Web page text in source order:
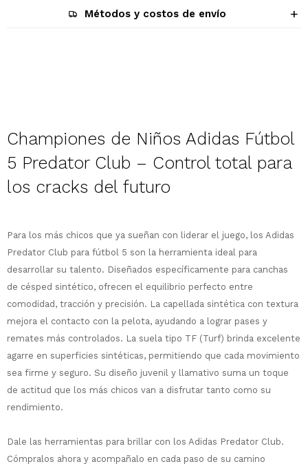
Métodos y costos de envío
Championes de Niños Adidas Fútbol
5 Predator Club – Control total para
los cracks del futuro
Para los más chicos que ya sueñan con liderar el juego, los Adidas
Predator Club para fútbol 5 son la herramienta ideal para
desarrollar su talento. Diseñados específicamente para canchas
de césped sintético, ofrecen el equilibrio perfecto entre
comodidad, tracción y precisión. La capellada sintética con textura
mejora el contacto con la pelota, ayudando a lograr pases y
remates más controlados. La suela tipo TF (Turf) brinda excelente
agarre en superficies sintéticas, permitiendo que cada movimiento
sea firme y seguro. Su diseño juvenil y llamativo suma un toque
de actitud que los más chicos van a disfrutar tanto como su
rendimiento.
Dale las herramientas para brillar con los Adidas Predator Club.
Cómpralos ahora y acompañalo en cada paso de su camino
Comprá ahora y Pagá
Después, hasta en 12
cuotas y sin tocar tu
tarjeta de crédito
¡Sumate a la forma más ágil de
Comprá en 3 cuotas sin recargo o hasta
en 12 cuotas * ¡Solo con tu cédula!
* sujeto aprobación crediticia.
Verifica si estás calificado para comprar
con Pago Después:
Cédula de identidad
Celular
Fecha de nacimiento
Continuar
Estás calificado para comprar usando Pago
Después.
que prefieras!
Elegí tus productos preferidos
Elegís Pago Después como metodo de pago
Ups!
Parece que no tenes oferta, lamentamos
el inconveniente, por cualquier duda
contactanos en
preguntas@pagodespues.com.uy
¡Algo salió mal!
Por favor intenta nuevamente mas tarde.